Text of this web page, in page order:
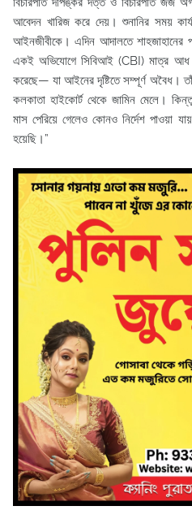
আবেদন খারিজ করে দেয়। শুনানির সময়
আইনজীবীকে। এদিন আদালতে শাহজাহানের
একই অভিযোগে সিবিআই (CBI) মাত্র আধ
করেছে— যা আইনের দৃষ্টিতে সম্পূর্ণ অবৈধ।
কলকাতা হাইকোর্ট থেকে জামিন মেলে।
মাস পেরিয়ে গেলেও কোনও নির্দেশ পাওয়া
হয়েছি।”